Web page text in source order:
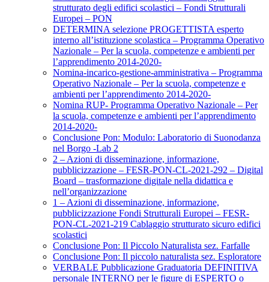
strutturato degli edifici scolastici – Fondi Strutturali
Europei – PON
DETERMINA selezione PROGETTISTA esperto
interno all’istituzione scolastica – Programma Operativo
Nazionale – Per la scuola, competenze e ambienti per
l’apprendimento 2014-2020-
Nomina-incarico-gestione-amministrativa – Programma
Operativo Nazionale – Per la scuola, competenze e
ambienti per l’apprendimento 2014-2020-
Nomina RUP- Programma Operativo Nazionale – Per
la scuola, competenze e ambienti per l’apprendimento
2014-2020-
Conclusione Pon: Modulo: Laboratorio di Suonodanza
nel Borgo -Lab 2
2 – Azioni di disseminazione, informazione,
pubblicizzazione – FESR-PON-CL-2021-292 – Digital
Board – trasformazione digitale nella didattica e
nell’organizzazione
1 – Azioni di disseminazione, informazione,
pubblicizzazione Fondi Strutturali Europei – FESR-
PON-CL-2021-219 Cablaggio strutturato sicuro edifici
scolastici
Conclusione Pon: Il Piccolo Naturalista sez. Farfalle
Conclusione Pon: Il piccolo naturalista sez. Esploratore
VERBALE Pubblicazione Graduatoria DEFINITIVA
personale INTERNO per le figure di ESPERTO o